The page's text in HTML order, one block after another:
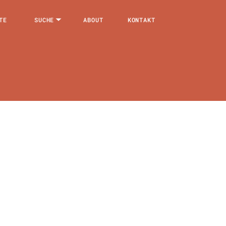
SUCHE ABOUT KONTAKT